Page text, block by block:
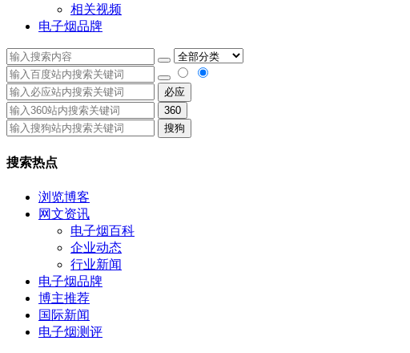
相关视频
电子烟品牌
必应
360
搜狗
搜索热点
浏览博客
网文资讯
电子烟百科
企业动态
行业新闻
电子烟品牌
博主推荐
国际新闻
电子烟测评